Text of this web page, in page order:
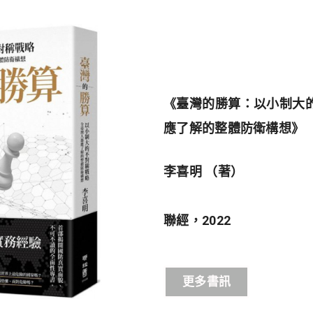
《臺灣的勝算：以小制
應了解的整體防衛構想》
李喜明 （著）
聯經， 2022
更多書訊